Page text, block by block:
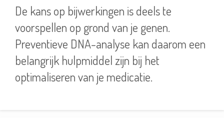
De kans op bijwerkingen is deels te
voorspellen op grond van je genen.
Preventieve DNA-analyse kan daarom een
belangrijk hulpmiddel zijn bij het
optimaliseren van je medicatie.